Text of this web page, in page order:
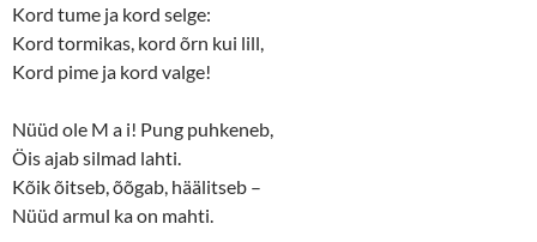
Kord tume ja kord selge:
Kord tormikas, kord õrn kui lill,
Kord pime ja kord valge!
Nüüd ole M a i! Pung puhkeneb,
Öis ajab silmad lahti.
Kõik õitseb, õõgab, häälitseb –
Nüüd armul ka on mahti.